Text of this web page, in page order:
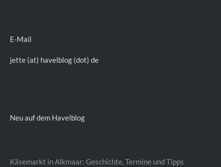
E-Mail
jette (at) havelblog (dot) de
Neu auf dem Havelblog
Käsemarkt in Alkmaar: Geschichte, Termine und Tipps